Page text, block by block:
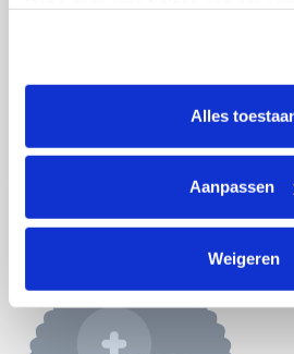
tonen. Je kunt je toestemming op
intrekken via Cookie instellingen
lijst met cookies is te vinden in het
Alles
Aanpassen
Weigeren
Word lid van
Badges